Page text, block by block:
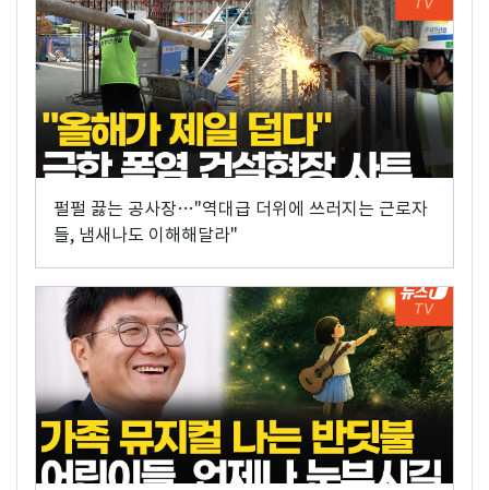
펄펄 끓는 공사장…"역대급 더위에 쓰러지는 근로자
들, 냄새나도 이해해달라"